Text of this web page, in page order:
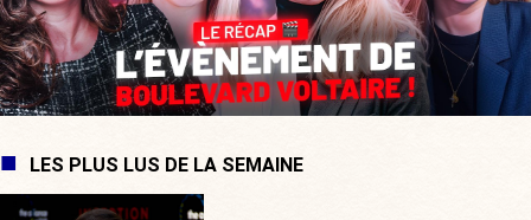
LES PLUS LUS DE LA SEMAINE